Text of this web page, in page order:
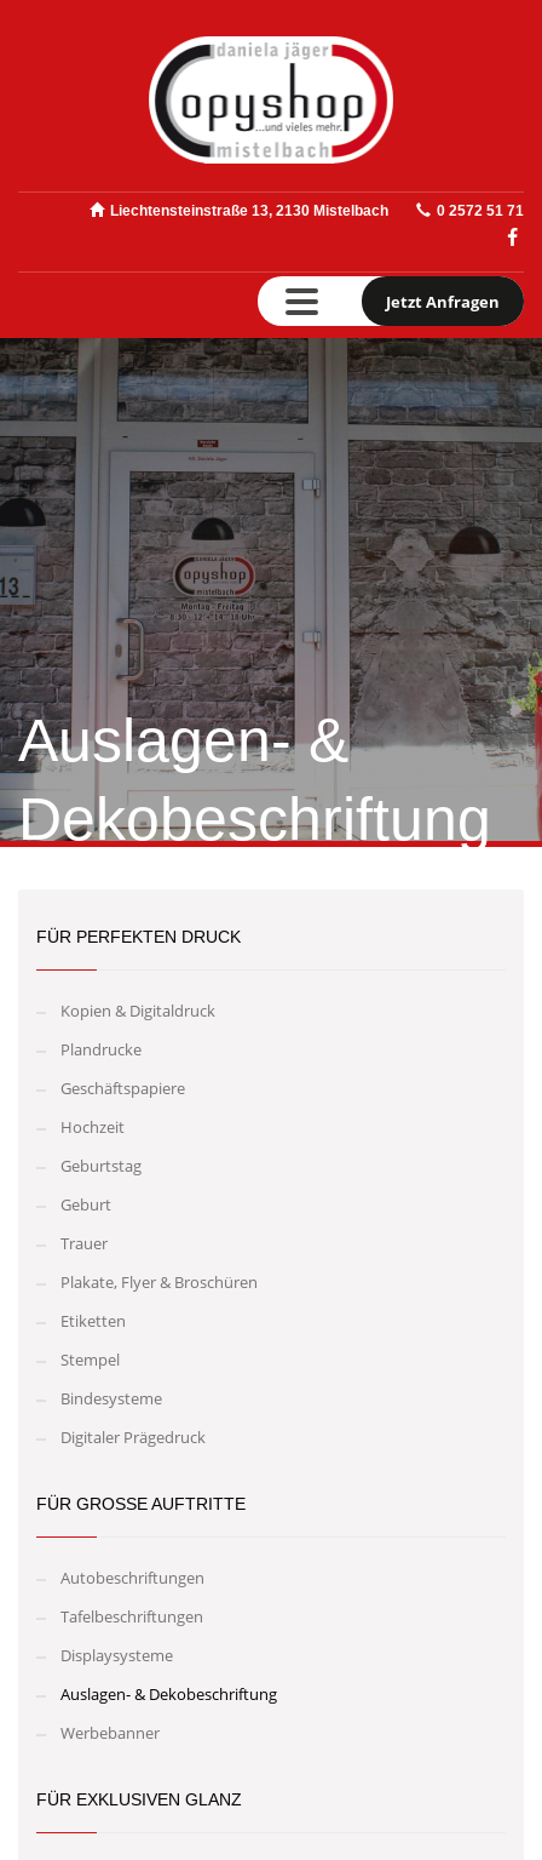
Liechtensteinstraße 13, 2130 Mistelbach 0 2572 51 71
Jetzt Anfragen
Auslagen- &
Dekobeschriftung
FÜR PERFEKTEN DRUCK
Kopien & Digitaldruck
Plandrucke
Geschäftspapiere
Hochzeit
Geburtstag
Geburt
Trauer
Plakate, Flyer & Broschüren
Etiketten
Stempel
Bindesysteme
Digitaler Prägedruck
FÜR GROSSE AUFTRITTE
Autobeschriftungen
Tafelbeschriftungen
Displaysysteme
Auslagen- & Dekobeschriftung
Werbebanner
FÜR EXKLUSIVEN GLANZ